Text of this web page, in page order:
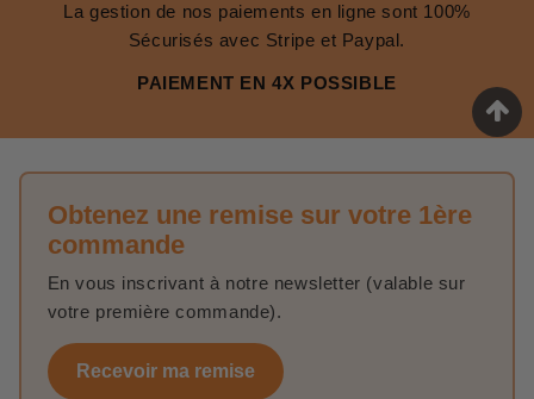
La gestion de nos paiements en ligne sont 100%
Sécurisés avec Stripe et Paypal.
PAIEMENT EN 4X POSSIBLE
Obtenez une remise sur votre 1ère
commande
En vous inscrivant à notre newsletter (valable sur
votre première commande).
Recevoir ma remise